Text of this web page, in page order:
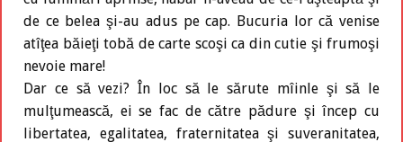
de ce belea şi-au adus pe cap. Bucuria lor că venise
atîţea băieţi tobă de carte scoşi ca din cutie şi frumoşi
nevoie mare!
Dar ce să vezi? În loc să le sărute mîinle şi să le
mulţumească, ei se fac de către pădure şi încep cu
libertatea, egalitatea, fraternitatea şi suveranitatea,